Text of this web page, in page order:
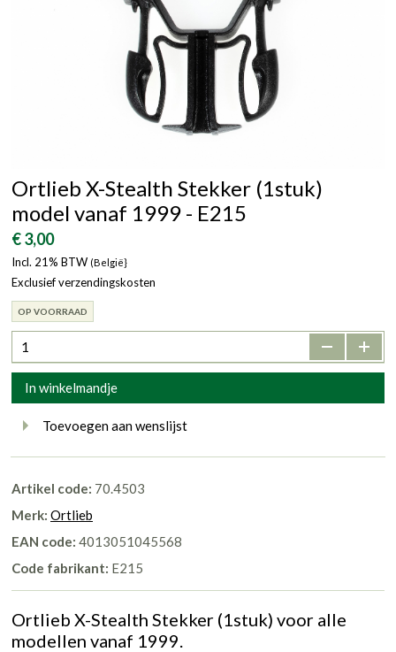
Ortlieb X-Stealth Stekker (1stuk)
model vanaf 1999 - E215
€ 3,00
Incl. 21% BTW (België}
Exclusief verzendingskosten
OP VOORRAAD
- +
In winkelmandje
Toevoegen aan wenslijst
Artikel code: 70.4503
Merk: Ortlieb
EAN code: 4013051045568
Code fabrikant: E215
Ortlieb X-Stealth Stekker (1stuk) voor alle
modellen vanaf 1999.